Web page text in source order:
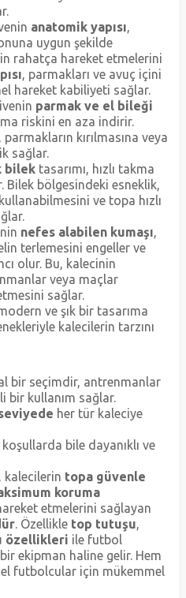
anatomik yapısı,
uygun şekilde
rahatça hareket etmelerini
, parmakları ve avuç içini
hareket kabiliyeti sağlar.
parmak ve el bileği
riskini en aza indirir.
, parmakların kırılmasına veya
sağlar.
bilektasarımı, hızlı takma
Bilek bölgesindeki esneklik,
ve topa hızlı
nefes alabilen kumaşı,
terlemesini engeller ve
olur. Bu, kalecinin
veya maçlar
sağlar.
ve şık bir tasarıma
kalecilerin tarzını
bir seçimdir, antrenmanlar
bir kullanım sağlar.
her tür kaleciye
bile dayanıklı ve
kalecilerin topa güvenle
koruma
etmelerini sağlayan
. Özellikle top tutuşu,
özellikleri ile futbol
ekipman haline gelir. Hem
futbolcular için mükemmel